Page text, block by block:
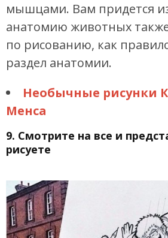
мышцами. Вам придется
анатомию животных
по рисованию, как
раздел анатомии.
Необычные рисунки
Менса
9. Смотрите на все и
рисуете